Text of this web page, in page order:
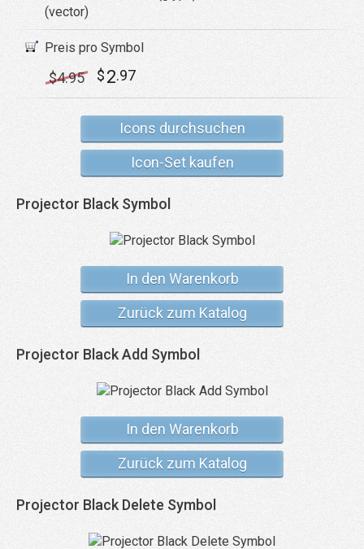
(vector)
Preis pro Symbol
$4.95 $2.97
Icons durchsuchen
Icon-Set kaufen
Projector Black Symbol
In den Warenkorb
Zurück zum Katalog
Projector Black Add Symbol
In den Warenkorb
Zurück zum Katalog
Projector Black Delete Symbol